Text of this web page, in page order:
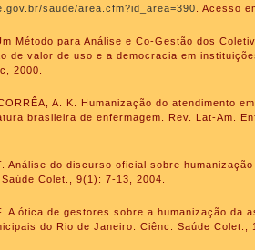
saude/area.cfm?id_area=390 . Acesso
Método para Análise e Co-Gestão dos
de valor de uso e a democracia em
2000.
A. K. Humanização do atendimento
brasileira de enfermagem. Rev. Lat-Am.
Análise do discurso oficial sobre
Colet., 9(1): 7-13, 2004.
A ótica de gestores sobre a humanização da
do Rio de Janeiro. Ciênc. Saúde